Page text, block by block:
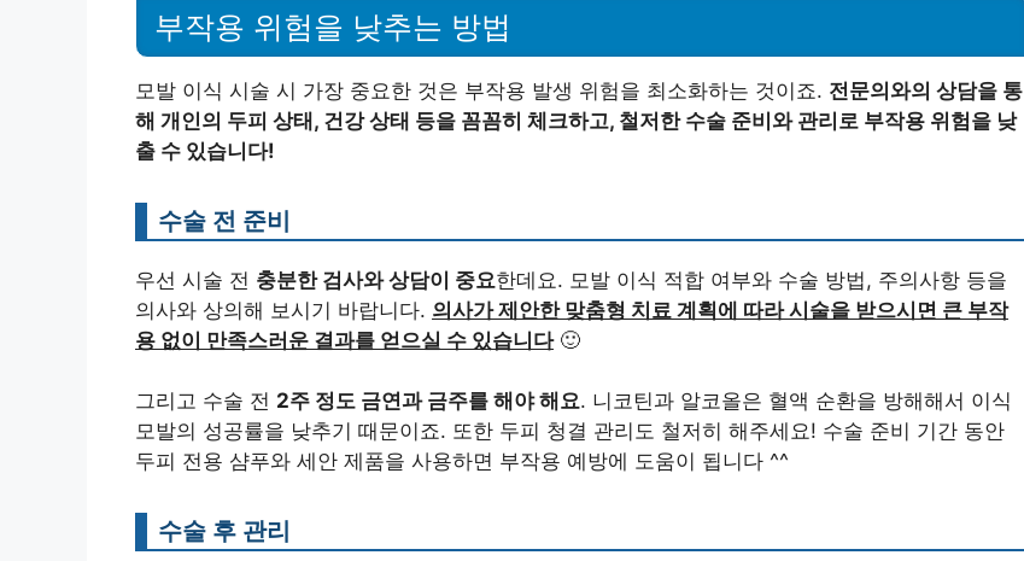
부작용 위험을 낮추는 방법
모발 이식 시술 시 가장 중요한 것은 부작용 발생 위험을 최소화하는 것이죠. 전문의와의 상담을 통
해 개인의 두피 상태, 건강 상태 등을 꼼꼼히 체크하고, 철저한 수술 준비와 관리로 부작용 위험을 낮
출 수 있습니다!
수술 전 준비
우선 시술 전 충분한 검사와 상담이 중요한데요. 모발 이식 적합 여부와 수술 방법, 주의사항 등을
의사와 상의해 보시기 바랍니다. 의사가 제안한 맞춤형 치료 계획에 따라 시술을 받으시면 큰 부작
용 없이 만족스러운 결과를 얻으실 수 있습니다🙂
그리고 수술 전 2주 정도 금연과 금주를 해야 해요. 니코틴과 알코올은 혈액 순환을 방해해서 이식
모발의 성공률을 낮추기 때문이죠. 또한 두피 청결 관리도 철저히 해주세요! 수술 준비 기간 동안
두피 전용 샴푸와 세안 제품을 사용하면 부작용 예방에 도움이 됩니다 ^^
수술 후 관리